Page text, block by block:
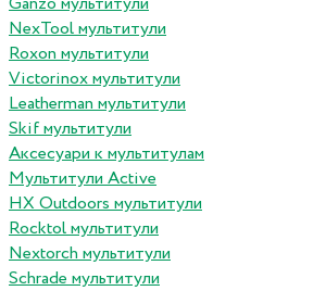
NexTool мультитули
Roxon мультитули
Victorinox мультитули
Leatherman мультитули
Skif мультитули
Аксесуари к мультитулам
Мультитули Active
HX Outdoors мультитули
Rocktol мультитули
Nextorch мультитули
Schrade мультитули